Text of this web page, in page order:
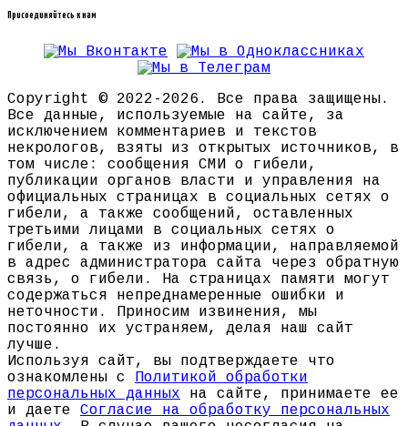
Присоединяйтесь к нам
Copyright © 2022-2026. Все права защищены.
Все данные, используемые на сайте, за
исключением комментариев и текстов
некрологов, взяты из открытых источников, в
том числе: сообщения СМИ о гибели,
публикации органов власти и управления на
официальных страницах в социальных сетях о
гибели, а также сообщений, оставленных
третьими лицами в социальных сетях о
гибели, а также из информации, направляемой
в адрес администратора сайта через обратную
связь, о гибели. На страницах памяти могут
содержаться непреднамеренные ошибки и
неточности. Приносим извинения, мы
постоянно их устраняем, делая наш сайт
лучше.
Используя сайт, вы подтверждаете что
ознакомлены с Политикой обработки
персональных данных на сайте, принимаете ее
и даете Согласие на обработку персональных